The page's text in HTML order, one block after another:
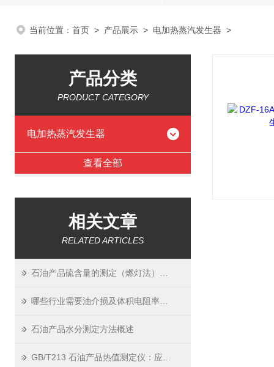
当前位置： 首页 > 产品展示 > 电加热蒸汽发生器 >
产品分类
PRODUCT CATEGORY
电加热蒸汽发生器
查看全部
相关文章
RELATED ARTICLES
石油产品水分测定方法概述